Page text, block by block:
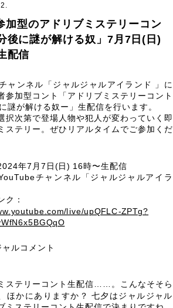
加型のアドリブミステリーコン
後に謎が解ける奴」7月7日(日)
配信
ャンネル「ジャルジャルアイランド 」に
参加型コント「アドリブミステリーコント
謎が解ける奴ー」生配信を行います。
択次第で登場人物や犯人が変わっていく即
ステリー。ぜひリアルタイムでご参加くだ
年7月7日(日) 16時〜生配信
チャンネル「ジャルジャルアイラ
：
live/upQFLC-ZPTg?
ルコメント
ステリーコント生配信……。こんなそそら
ほかにありますか？ 七夕はジャルジャル